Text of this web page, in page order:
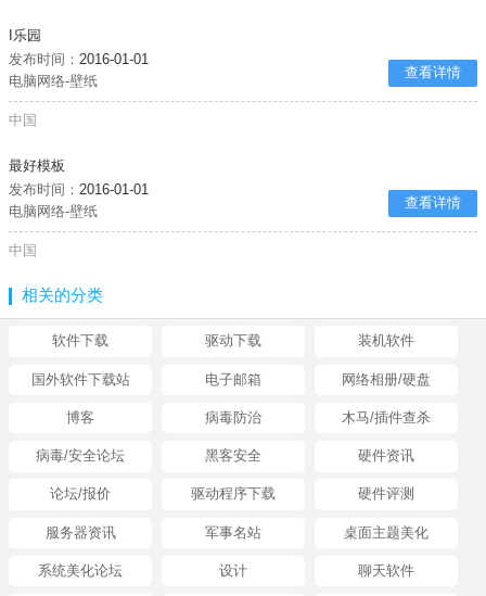
I乐园
发布时间：2016-01-01
电脑网络-壁纸
查看详情
中国
最好模板
发布时间：2016-01-01
电脑网络-壁纸
查看详情
中国
相关的分类
软件下载 驱动下载 装机软件
国外软件下载站 电子邮箱 网络相册/硬盘
博客 病毒防治 木马/插件查杀
病毒/安全论坛 黑客安全 硬件资讯
论坛/报价 驱动程序下载 硬件评测
服务器资讯 军事名站 桌面主题美化
系统美化论坛 设计 聊天软件